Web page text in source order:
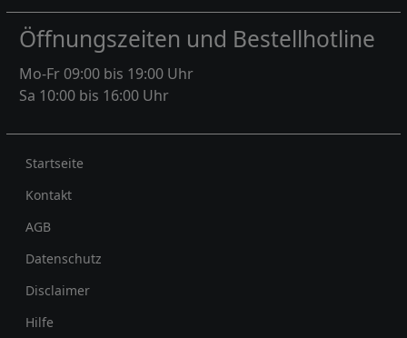
Öffnungszeiten und Bestellhotline
Mo-Fr 09:00 bis 19:00 Uhr
Sa 10:00 bis 16:00 Uhr
Rechtliches
Startseite
Kontakt
AGB
Datenschutz
Disclaimer
Hilfe